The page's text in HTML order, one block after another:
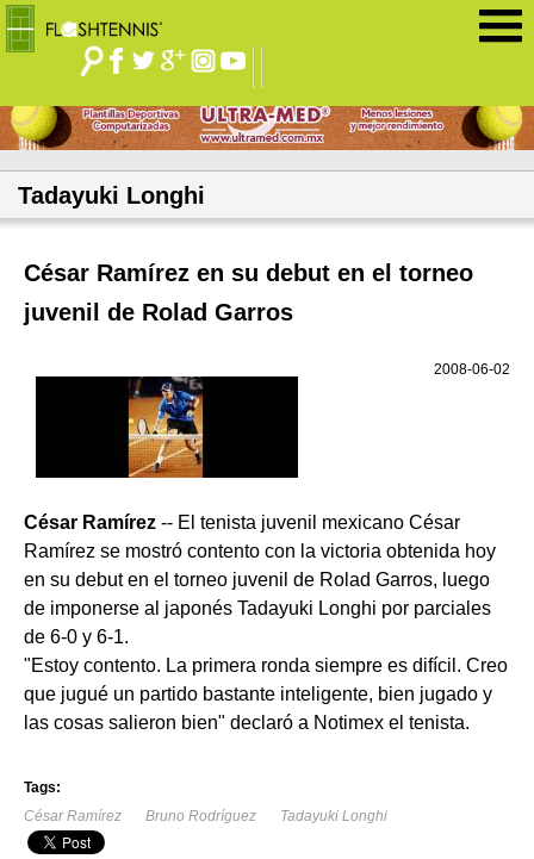
Tadayuki Longhi
César Ramírez en su debut en el torneo
juvenil de Rolad Garros
2008-06-02
César Ramírez -- El tenista juvenil mexicano César
Ramírez se mostró contento con la victoria obtenida hoy
en su debut en el torneo juvenil de Rolad Garros, luego
de imponerse al japonés Tadayuki Longhi por parciales
de 6-0 y 6-1.
"Estoy contento. La primera ronda siempre es difícil. Creo
que jugué un partido bastante inteligente, bien jugado y
las cosas salieron bien" declaró a Notimex el tenista.
Tags:
César Ramírez
Bruno Rodríguez Tadayuki Longhi